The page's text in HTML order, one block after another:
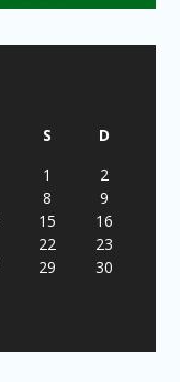
S
D
1
2
8
9
15
16
22
23
29
30